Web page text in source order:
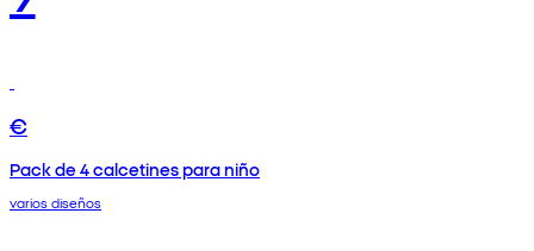
€
Pack de 4 calcetines para niño
varios diseños